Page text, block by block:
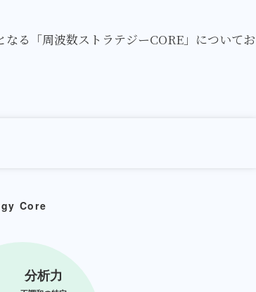
る「周波数ストラテジーCORE」についてお
Core
分析力